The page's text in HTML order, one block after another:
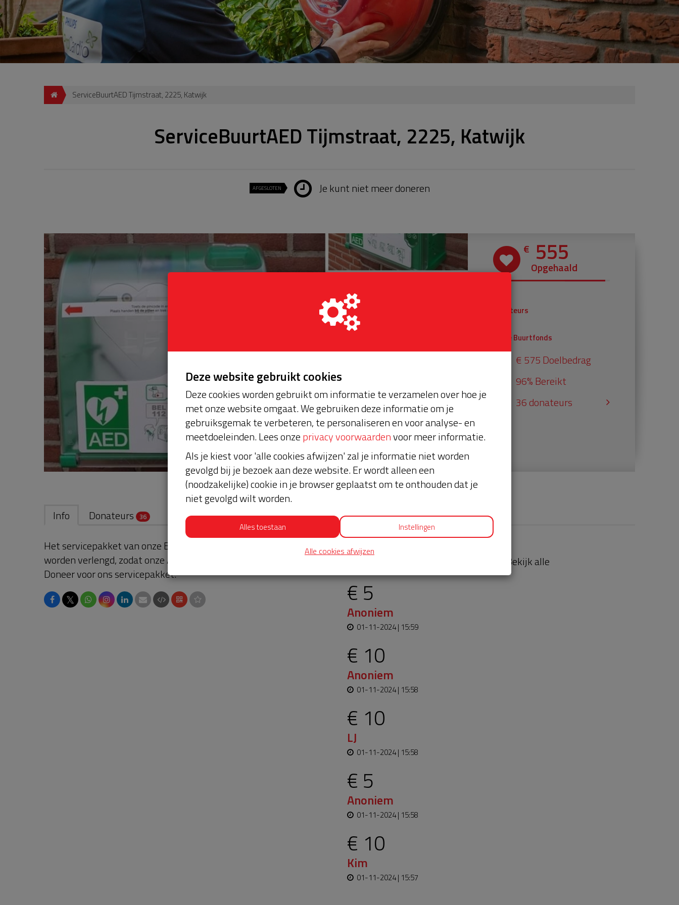
ServiceBuurtAED Tijmstraat, 2225, Katwijk
ServiceBuurtAED Tijmstraat, 2225, Katwijk
AFGESLOTEN Je kunt niet meer doneren
€ 555
Opgehaald
Donateurs
Univé Buurtfonds
€ 575 Doelbedrag
96% Bereikt
36 donateurs
Info Donateurs 36
Het servicepakket van onze BuurtAED verloopt bijna en moet
worden verlengd, zodat onze AED gebruiksklaar blijft. Help je mee?
Doneer voor ons servicepakket!
𝕏
Laatste donaties Bekijk alle
€ 5
Anoniem
01-11-2024 | 15:59
€ 10
Anoniem
01-11-2024 | 15:58
€ 10
LJ
01-11-2024 | 15:58
€ 5
Anoniem
01-11-2024 | 15:58
€ 10
Kim
01-11-2024 | 15:57
Deze website gebruikt cookies
Deze cookies worden gebruikt om informatie te verzamelen over hoe je
met onze website omgaat. We gebruiken deze informatie om je
gebruiksgemak te verbeteren, te personaliseren en voor analyse- en
meetdoeleinden. Lees onzeprivacy voorwaardenvoor meer informatie.
Als je kiest voor 'alle cookies afwijzen' zal je informatie niet worden
gevolgd bij je bezoek aan deze website. Er wordt alleen een
(noodzakelijke) cookie in je browser geplaatst om te onthouden dat je
niet gevolgd wilt worden.
Alles toestaan Instellingen
Alle cookies afwijzen